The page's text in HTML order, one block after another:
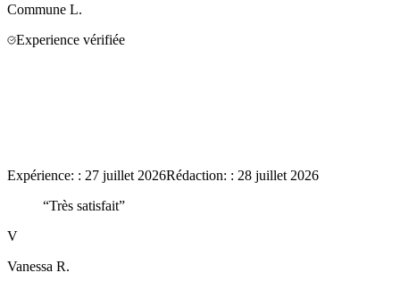
Commune L.
Experience vérifiée
Expérience: : 27 juillet 2026Rédaction: : 28 juillet 2026
“Très satisfait”
V
Vanessa R.